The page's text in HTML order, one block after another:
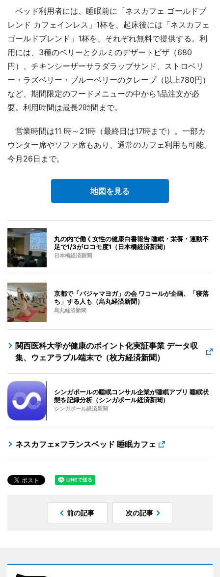
ベッド利用者には、睡眠前に「ネスカフェ ゴールドブ
レンド カフェインレス」1杯を、起床後には「ネスカフェ
ゴールドブレンド」1杯を、それぞれ無料で提供する。利
用には、3種のベリーとクルミのデザートピザ（680
円）、チキンシーザーサラダラップサンド、ストロベリ
ー・ラズベリー・ブルーベリーのクレープ（以上780円）
など、期間限定のフードメニューの中から1品注文が必
要。利用時間は最長2時間まで。
営業時間は11 時～21時（最終日は17時まで）。一部カ
ウンター席やソファ席もあり、通常のカフェ利用も可能。
今月26日まで。
地図を見る
丸の内で働く女性の健康白書報告 睡眠・栄養・運動不
足で1/3がロコモ度1（日本橋経済新聞）
日本橋経済新聞
京都で「パジャマヨガ」の会 ワコールが企画、「寝落
ち」する人も（烏丸経済新聞）
烏丸経済新聞
関西医科大学が健康のポイント化実証事業 データ収
集、ウェアラブル端末で（枚方経済新聞）
シンガポールの睡眠コンサル企業が睡眠アプリ 睡眠状
態を記録分析（シンガポール経済新聞）
シンガポール経済新聞
ネスカフェ×フランスベッド 睡眠カフェ
前の記事 次の記事